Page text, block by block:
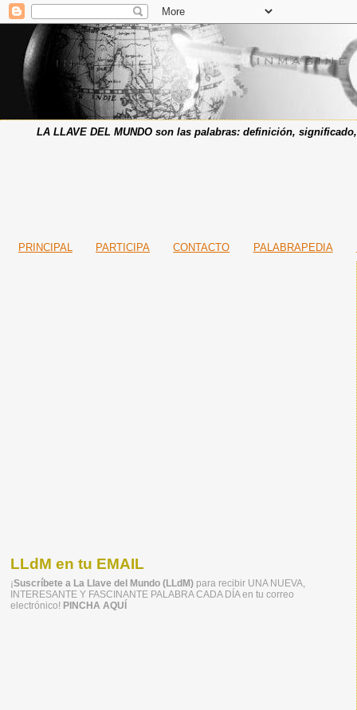
LA LLAVE DEL MUNDO son las palabras: definición, significado,
PRINCIPAL PARTICIPA CONTACTO PALABRAPEDIA
LLdM en tu EMAIL
¡Suscríbete a La Llave del Mundo (LLdM) para recibir UNA NUEVA,
INTERESANTE Y FASCINANTE PALABRA CADA DÍA en tu correo
electrónico! PINCHA AQUÍ